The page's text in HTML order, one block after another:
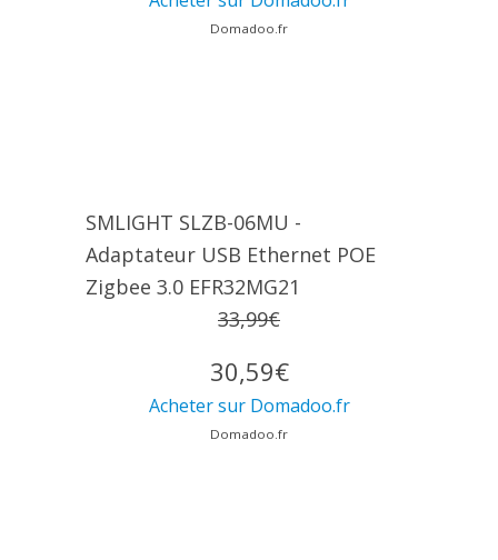
Domadoo.fr
SMLIGHT SLZB-06MU -
Adaptateur USB Ethernet POE
Zigbee 3.0 EFR32MG21
33,99€
30,59€
Acheter sur Domadoo.fr
Domadoo.fr